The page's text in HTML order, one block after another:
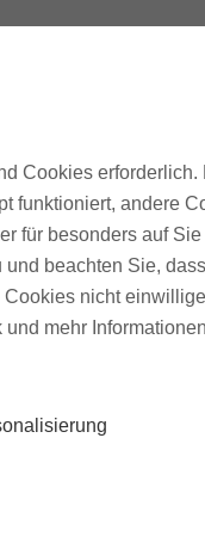
Cookies erforderlich.
funktioniert, andere
für besonders auf
beachten Sie,
nicht
mehr